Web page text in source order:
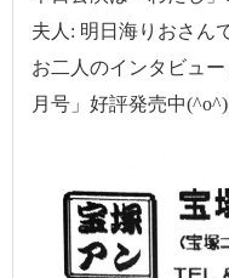
夫人: 明日海りおさん
お二人のインタビュ
月号」好評発売中(^o^)